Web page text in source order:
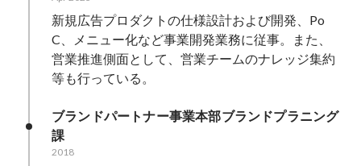
新規広告プロダクトの仕様設計および開発、Po
C、メニュー化など事業開発業務に従事。また、
営業推進側面として、営業チームのナレッジ集約
等も行っている。
ブランドパートナー事業本部ブランドプラニング
課
2018